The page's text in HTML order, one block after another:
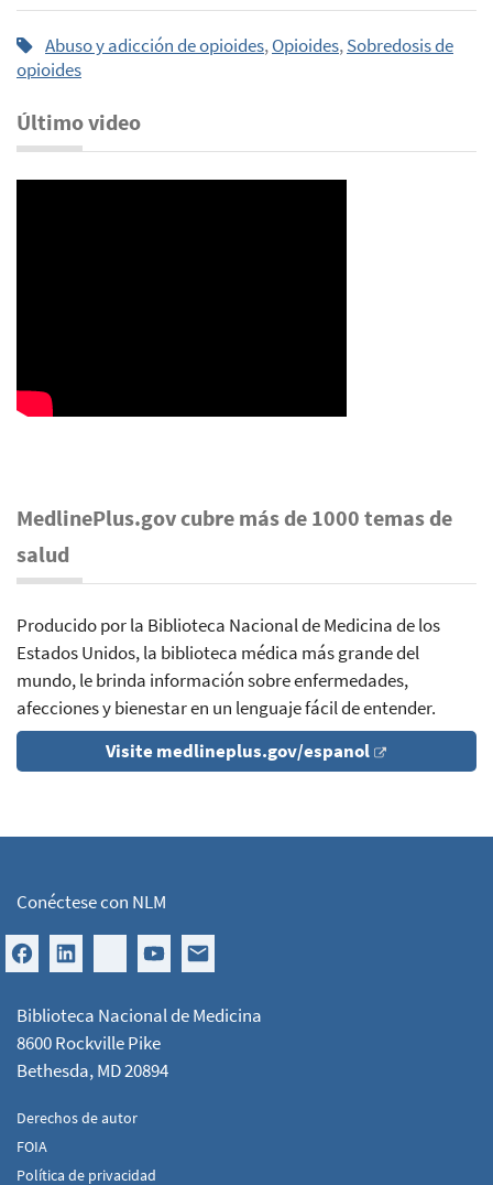
Abuso y adicción de opioides,Opioides,Sobredosis de
opioides
Último video
MedlinePlus.gov cubre más de 1000 temas de
salud
Producido por la Biblioteca Nacional de Medicina de los
Estados Unidos, la biblioteca médica más grande del
mundo, le brinda información sobre enfermedades,
afecciones y bienestar en un lenguaje fácil de entender.
Visite medlineplus.gov/espanol
Conéctese con NLM
Biblioteca Nacional de Medicina
8600 Rockville Pike
Bethesda, MD 20894
Derechos de autor
FOIA
Política de privacidad